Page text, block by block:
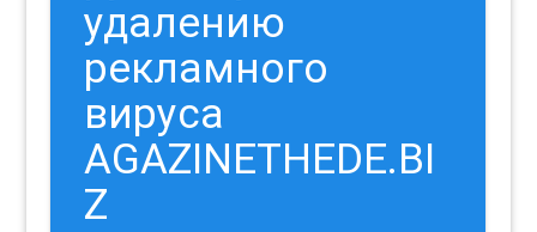
удалению
рекламного
вируса
AGAZINETHEDE.BI
Z